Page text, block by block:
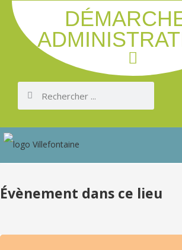
Évènement dans ce lieu